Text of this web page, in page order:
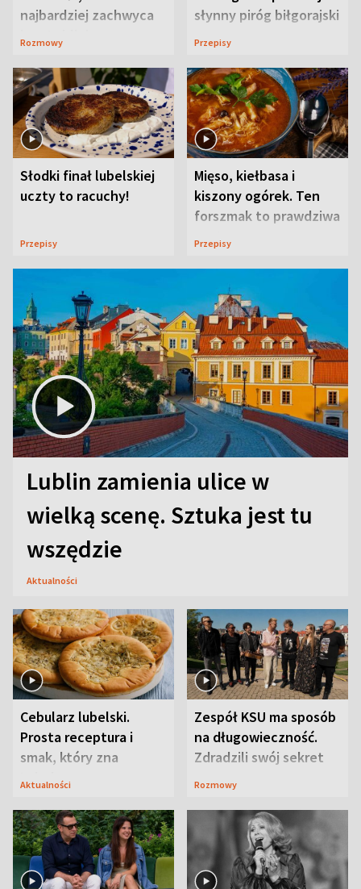
najbardziej zachwyca
ją w Lublinie
Rozmowy
słynny piróg biłgorajski
Przepisy
Słodki finał lubelskiej
uczty to racuchy!
Przepisy
Mięso, kiełbasa i
kiszony ogórek. Ten
forszmak to prawdziwa
uczta
Przepisy
Lublin zamienia ulice w
wielką scenę. Sztuka jest tu
wszędzie
Aktualności
Cebularz lubelski.
Prosta receptura i
smak, który zna
Lubelszczyzna
Aktualności
Zespół KSU ma sposób
na długowieczność.
Zdradzili swój sekret
Rozmowy